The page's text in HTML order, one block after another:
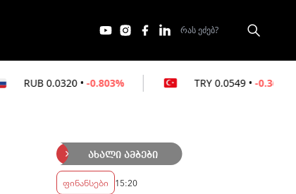
• -0.803% TRY 0.0549 • -0.364%
ახალი ამბები
ფინანსები 15:20